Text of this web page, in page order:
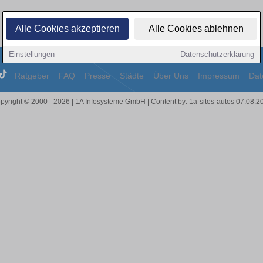
Alle Cookies akzeptieren Alle Cookies ablehnen
Einstellungen Datenschutzerklärung
Ratgeber FAQ Presse Städte Über Uns Impressum
© 2000 - 2026 | 1A Infosysteme GmbH | Content by: 1a-sites-autos